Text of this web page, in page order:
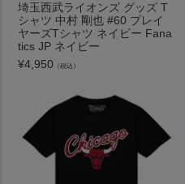
埼玉西武ライオンズ グッズ T
シャツ 中村 剛也 #60 プレイ
ヤーズTシャツ ネイビー Fana
tics JP ネイビー
¥4,950 （税込）